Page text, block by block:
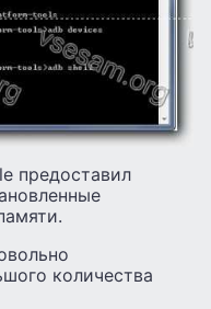
предоставил
количества